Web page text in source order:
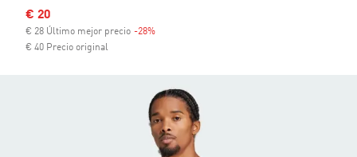
Precio rebajado
€ 20
€ 28 Último mejor precio -28%
€ 40 Precio original